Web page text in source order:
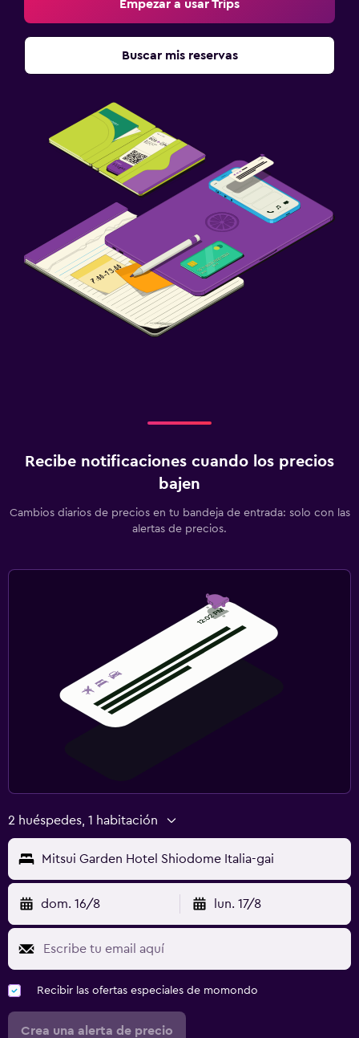
Empezar a usar Trips
Buscar mis reservas
Recibe notificaciones cuando los precios
bajen
Cambios diarios de precios en tu bandeja de entrada: solo con las
alertas de precios.
2 huéspedes, 1 habitación
Mitsui Garden Hotel Shiodome Italia-gai
dom. 16/8 lun. 17/8
Recibir las ofertas especiales de momondo
Crea una alerta de precio